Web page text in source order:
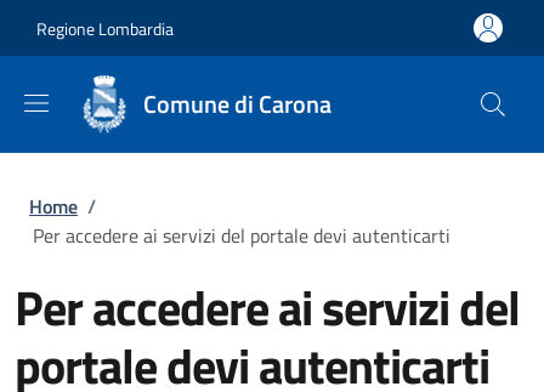
Regione Lombardia
Comune di Carona
Briciole di pane
Home /
Per accedere ai servizi del portale devi autenticarti
Per accedere ai servizi del
portale devi autenticarti